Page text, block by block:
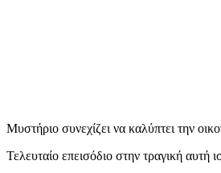
Μυστήριο συνεχίζει να καλύπτει την
Τελευταίο επεισόδιο στην τραγική αυτή